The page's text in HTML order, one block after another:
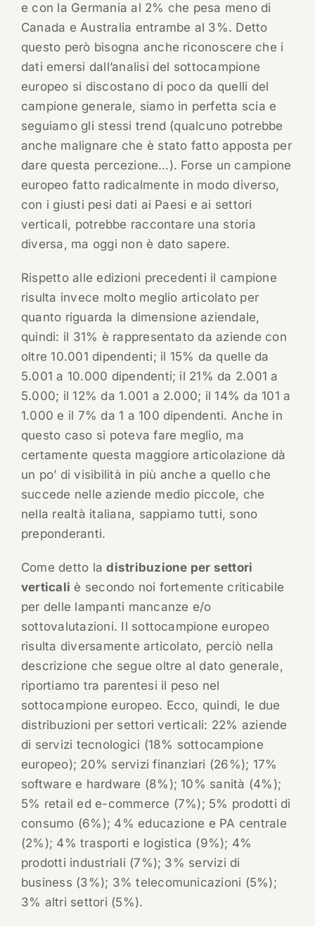
e con la Germania al 2% che pesa meno di
Canada e Australia entrambe al 3%. Detto
questo però bisogna anche riconoscere che i
dati emersi dall’analisi del sottocampione
europeo si discostano di poco da quelli del
campione generale, siamo in perfetta scia e
seguiamo gli stessi trend (qualcuno potrebbe
anche malignare che è stato fatto apposta per
dare questa percezione…). Forse un campione
europeo fatto radicalmente in modo diverso,
con i giusti pesi dati ai Paesi e ai settori
verticali, potrebbe raccontare una storia
diversa, ma oggi non è dato sapere.
Rispetto alle edizioni precedenti il campione
risulta invece molto meglio articolato per
quanto riguarda la dimensione aziendale,
quindi: il 31% è rappresentato da aziende con
oltre 10.001 dipendenti; il 15% da quelle da
5.001 a 10.000 dipendenti; il 21% da 2.001 a
5.000; il 12% da 1.001 a 2.000; il 14% da 101 a
1.000 e il 7% da 1 a 100 dipendenti. Anche in
questo caso si poteva fare meglio, ma
certamente questa maggiore articolazione dà
un po’ di visibilità in più anche a quello che
succede nelle aziende medio piccole, che
nella realtà italiana, sappiamo tutti, sono
preponderanti.
Come detto ladistribuzione per settori
verticali è secondo noi fortemente criticabile
per delle lampanti mancanze e/o
sottovalutazioni. Il sottocampione europeo
risulta diversamente articolato, perciò nella
descrizione che segue oltre al dato generale,
riportiamo tra parentesi il peso nel
sottocampione europeo. Ecco, quindi, le due
distribuzioni per settori verticali: 22% aziende
di servizi tecnologici (18% sottocampione
europeo); 20% servizi finanziari (26%); 17%
software e hardware (8%); 10% sanità (4%);
5% retail ed e-commerce (7%); 5% prodotti di
consumo (6%); 4% educazione e PA centrale
(2%); 4% trasporti e logistica (9%); 4%
prodotti industriali (7%); 3% servizi di
business (3%); 3% telecomunicazioni (5%);
3% altri settori (5%).